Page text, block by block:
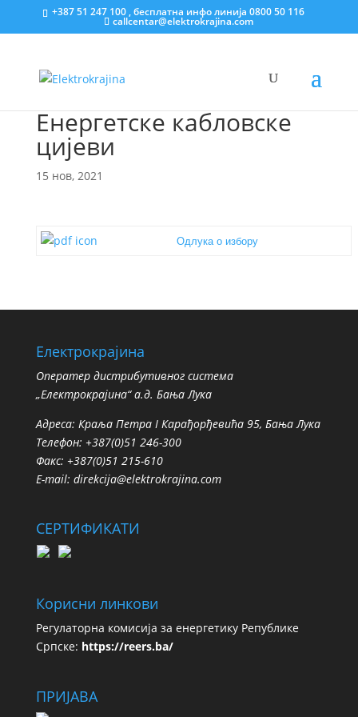
+387 51 247 100 , бесплатна инфо линија 0800 50 116
callcentar@elektrokrajina.com
Енергетске кабловске
цијеви
15 нов, 2021
Одлука о избору
Електрокрајина
Oператер дистрибутивног система
„Електрокрајина“ а.д. Бања Лука
Адреса: Краља Петра I Карађорђевића 95, Бања Лука
Телефон: +387(0)51 246-300
Факс: +387(0)51 215-610
E-mail: direkcija@elektrokrajina.com
СЕРТИФИКАТИ
Корисни линкови
Регулаторна комисија за енергетику Републике
Српске: https://reers.ba/
ПРИЈАВА